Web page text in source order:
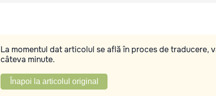
La momentul dat articolul se află în proces de traducere,
câteva minute.
Înapoi la articolul original